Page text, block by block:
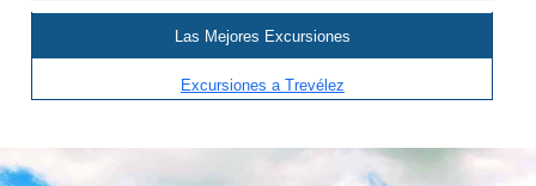
Zahara
Las Mejores Excursiones
Excursiones a Trevélez